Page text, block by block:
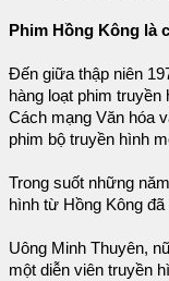
Phim Hồng Kông là
Đến giữa thập niên
hàng loạt phim
Cách mạng Văn hóa
phim bộ truyền hình
Trong suốt những
hình từ Hồng Kông
Uông Minh Thuyên,
một diễn viên truyền